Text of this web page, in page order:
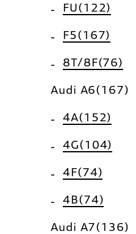
FU(122)
F5(167)
8T/8F(76)
Audi A6(167)
4A(152)
4G(104)
4F(74)
4B(74)
Audi A7(136)